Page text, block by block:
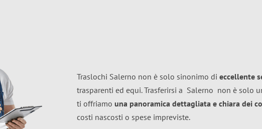
Traslochi Salerno non è solo sinonimo di eccellente
trasparenti ed equi. Trasferirsi a Salerno non è solo
ti offriamo una panoramica dettagliata e chiara dei
costi nascosti o spese impreviste.